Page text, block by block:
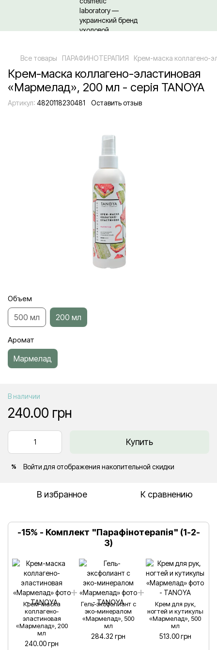
Все товары ПАРАФИНОТЕРАПИЯ Крем-маска коллагено-
Крем-маска коллагено-эластиновая
«Мармелад», 200 мл - серія TANOYA
Артикул: 4820118230481 Оставить отзыв
Объем
500 мл 200 мл
Аромат
Мармелад
В наличии
240.00 грн
Купить
% Войти для отображения накопительной скидки
В избранное К сравнению
-15% - Комплект "Парафінотерапія" (1-2-
3)
Крем-маска
коллагено-
эластиновая
«Мармелад», 200
мл
240.00 грн
Гель-эксфолиант с
эко-минералом
«Мармелад», 500
мл
284.32 грн
Крем для рук,
ногтей и кутикулы
«Мармелад», 500
мл
513.00 грн